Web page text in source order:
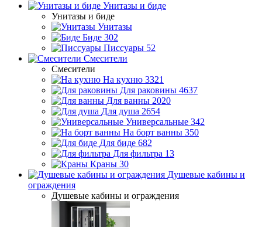
Унитазы и биде
Унитазы и биде
Унитазы
Биде 302
Писсуары 52
Смесители
Смесители
На кухню 3321
Для раковины 4637
Для ванны 2020
Для душа 2654
Универсальные 342
На борт ванны 350
Для биде 682
Для фильтра 13
Краны 30
Душевые кабины и
ограждения
Душевые кабины и ограждения